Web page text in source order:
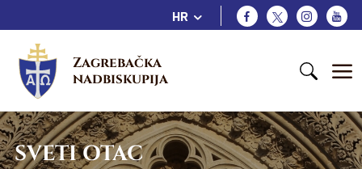
HR
Zagrebačka
nadbiskupija
SVETI OTAC